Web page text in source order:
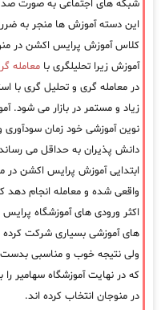
شبکه های اجتماعی به صورت صد
این دسته آموزش ها منجر به
کلاس آموزش پرایس اکشن در
آموزش زیرا تحلیلگری با معامله
در معامله گری و تحلیل گری با
زیاد و مستمر در بازار می شود.
نوین آموزشی خود زمان
دانش پذیران به حداقل می
ابتدایی آموزش پرایس اکشن در
واقعی شده و معامله انجام
اکثر ورودی های آموزشگاه
های آموزشی بسیاری شرکت کرده
ولی نتیجه خوب و مناسبی بدست
که در نهایت آموزشگاه سهامیر
در منوجان انتخاب کرده اند.